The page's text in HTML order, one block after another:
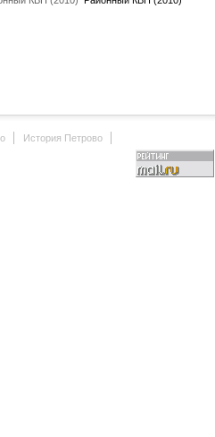
История Петрово